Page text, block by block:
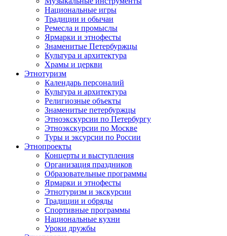
Национальные игры
Традиции и обычаи
Ремесла и промыслы
Ярмарки и этнофесты
Знаменитые Петербуржцы
Культура и архитектура
Храмы и церкви
Этнотуризм
Календарь персоналий
Культура и архитектура
Религиозные объекты
Знаменитые петербуржцы
Этноэкскурсии по Петербургу
Этноэкскурсии по Москве
Туры и эксурсии по России
Этнопроекты
Концерты и выступления
Организация праздников
Образовательные программы
Ярмарки и этнофесты
Этнотуризм и экскурсии
Традиции и обряды
Спортивные программы
Национальные кухни
Уроки дружбы